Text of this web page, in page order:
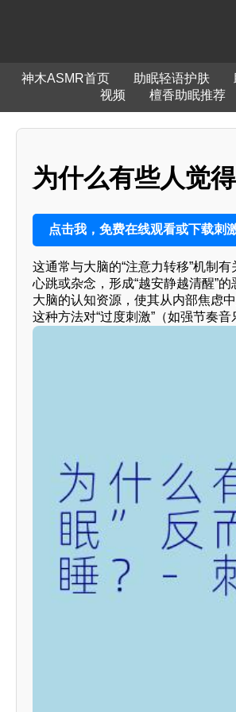
神木ASMR首页 助眠轻语护肤
视频
檀香助眠推荐
为什么有些人觉
点击我，免费在线观看或下载刺
这通常与大脑的“注意力转移”机制
心跳或杂念，形成“越安静越清醒”
大脑的认知资源，使其从内部焦虑
这种方法对“过度刺激”（如强节奏